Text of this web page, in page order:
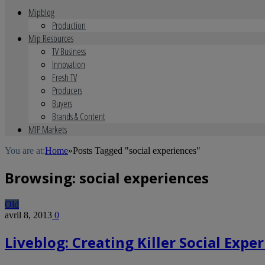
Mipblog
Production
Mip Resources
TV Business
Innovation
Fresh TV
Producers
Buyers
Brands & Content
MIP Markets
You are at:Home»Posts Tagged "social experiences"
Browsing: social experiences
Old
avril 8, 2013 0
Liveblog: Creating Killer Social